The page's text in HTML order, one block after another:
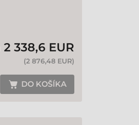
2 338,6 EUR
(2 876,48 EUR)
DO KOŠÍKA